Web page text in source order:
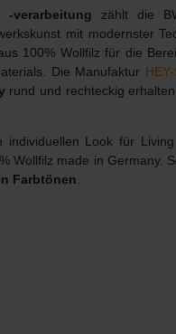
verarbeitung zählt die
mit modernster
100% Wollfilz für die
Die Manufaktur
rund und rechteckig
Look für
Wollfilz made in
Farbtönen